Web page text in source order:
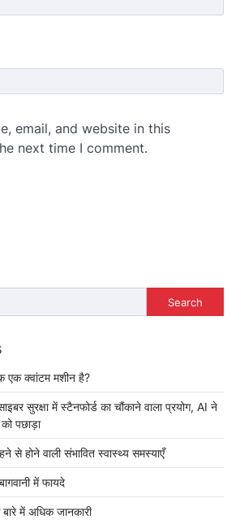
email, and website in this
next time I comment.
Search
एक क्वांटम मशीन है?
सुरक्षा में स्टैनफोर्ड का चौंकाने वाला प्रयोग, AI ने
पछाड़ा
से होने वाली संभावित स्वास्थ्य समस्याएँ
में फायदे
में अधिक जानकारी